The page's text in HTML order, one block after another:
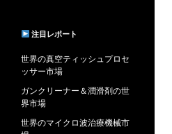
注目レポート
世界の真空ティッシュプロセ
ッサー市場
ガンクリーナー＆潤滑剤の世
界市場
世界のマイクロ波治療機械市